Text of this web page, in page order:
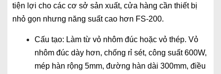
tiện lợi cho các cơ sở sản xuất, cửa hàng cần thiết bị
nhỏ gọn nhưng năng suất cao hơn FS-200.
Cấu tạo: Làm từ vỏ nhôm đúc hoặc vỏ thép. Vỏ
nhôm đúc dày hơn, chống rỉ sét, công suất 600W,
mép hàn rộng 5mm, đường hàn dài 300mm, điều